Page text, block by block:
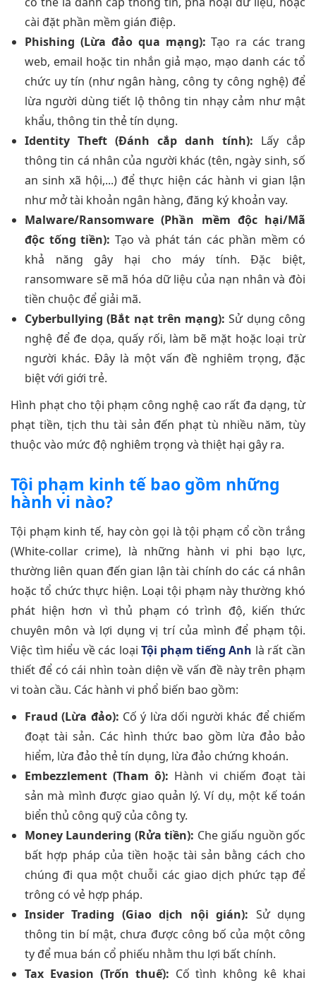
cài đặt phần mềm gián điệp.
Phishing (Lừa đảo qua mạng): Tạo ra các trang
web, email hoặc tin nhắn giả mạo, mạo danh các tổ
chức uy tín (như ngân hàng, công ty công nghệ) để
lừa người dùng tiết lộ thông tin nhạy cảm như mật
khẩu, thông tin thẻ tín dụng.
Identity Theft (Đánh cắp danh tính): Lấy cắp
thông tin cá nhân của người khác (tên, ngày sinh, số
an sinh xã hội,...) để thực hiện các hành vi gian lận
như mở tài khoản ngân hàng, đăng ký khoản vay.
Malware/Ransomware (Phần mềm độc hại/Mã
độc tống tiền): Tạo và phát tán các phần mềm có
khả năng gây hại cho máy tính. Đặc biệt,
ransomware sẽ mã hóa dữ liệu của nạn nhân và đòi
tiền chuộc để giải mã.
Cyberbullying (Bắt nạt trên mạng): Sử dụng công
nghệ để đe dọa, quấy rối, làm bẽ mặt hoặc loại trừ
người khác. Đây là một vấn đề nghiêm trọng, đặc
biệt với giới trẻ.
Hình phạt cho tội phạm công nghệ cao rất đa dạng, từ
phạt tiền, tịch thu tài sản đến phạt tù nhiều năm, tùy
thuộc vào mức độ nghiêm trọng và thiệt hại gây ra.
Tội phạm kinh tế bao gồm những
hành vi nào?
Tội phạm kinh tế, hay còn gọi là tội phạm cổ cồn trắng
(White-collar crime), là những hành vi phi bạo lực,
thường liên quan đến gian lận tài chính do các cá nhân
hoặc tổ chức thực hiện. Loại tội phạm này thường khó
phát hiện hơn vì thủ phạm có trình độ, kiến thức
chuyên môn và lợi dụng vị trí của mình để phạm tội.
Việc tìm hiểu về các loạiTội phạm tiếng Anh là rất cần
thiết để có cái nhìn toàn diện về vấn đề này trên phạm
vi toàn cầu. Các hành vi phổ biến bao gồm:
Fraud (Lừa đảo): Cố ý lừa dối người khác để chiếm
đoạt tài sản. Các hình thức bao gồm lừa đảo bảo
hiểm, lừa đảo thẻ tín dụng, lừa đảo chứng khoán.
Embezzlement (Tham ô): Hành vi chiếm đoạt tài
sản mà mình được giao quản lý. Ví dụ, một kế toán
biển thủ công quỹ của công ty.
Money Laundering (Rửa tiền): Che giấu nguồn gốc
bất hợp pháp của tiền hoặc tài sản bằng cách cho
chúng đi qua một chuỗi các giao dịch phức tạp để
trông có vẻ hợp pháp.
Insider Trading (Giao dịch nội gián): Sử dụng
thông tin bí mật, chưa được công bố của một công
ty để mua bán cổ phiếu nhằm thu lợi bất chính.
Tax Evasion (Trốn thuế): Cố tình không kê khai